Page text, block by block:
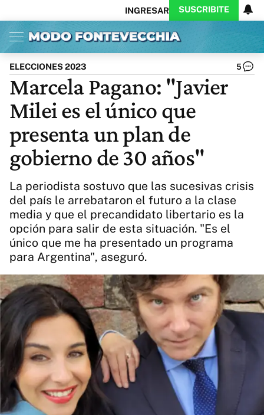
INGRESAR SUSCRIBITE
Inicio Ahora
Opinión
Política
Ciencia
Cultura
Arte
Educación
Internacional
Clima
Deportes
CARAS
Exitoina
Turismo
Videos
Córdoba
Reperfilar
Business
Noticias
Caras
Exitoina
Diario del Juicio
Actualidad
ELECCIONES 2023 5
Marcela Pagano: "Javier
Milei es el único que
presenta un plan de
gobierno de 30 años"
La periodista sostuvo que las sucesivas crisis
del país le arrebataron el futuro a la clase
media y que el precandidato libertario es la
opción para salir de esta situación. "Es el
único que me ha presentado un programa
para Argentina", aseguró.